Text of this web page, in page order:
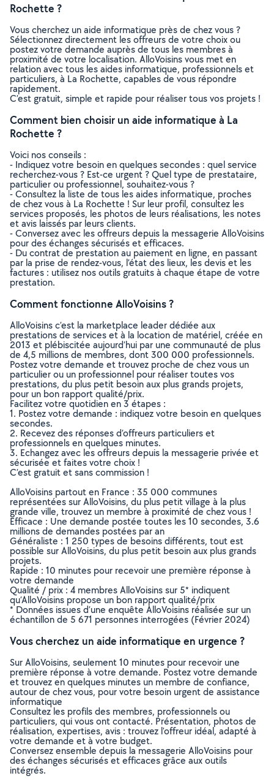
Rochette ?
Vous cherchez un aide informatique près de chez vous ?
Sélectionnez directement les offreurs de votre choix ou
postez votre demande auprès de tous les membres à
proximité de votre localisation. AlloVoisins vous met en
relation avec tous les aides informatique, professionnels et
particuliers, à La Rochette, capables de vous répondre
rapidement.
C’est gratuit, simple et rapide pour réaliser tous vos projets !
Comment bien choisir un aide informatique à La
Rochette ?
Voici nos conseils :
- Indiquez votre besoin en quelques secondes : quel service
recherchez-vous ? Est-ce urgent ? Quel type de prestataire,
particulier ou professionnel, souhaitez-vous ?
- Consultez la liste de tous les aides informatique, proches
de chez vous à La Rochette ! Sur leur profil, consultez les
services proposés, les photos de leurs réalisations, les notes
et avis laissés par leurs clients.
- Conversez avec les offreurs depuis la messagerie AlloVoisins
pour des échanges sécurisés et efficaces.
- Du contrat de prestation au paiement en ligne, en passant
par la prise de rendez-vous, l’état des lieux, les devis et les
factures : utilisez nos outils gratuits à chaque étape de votre
prestation.
Comment fonctionne AlloVoisins ?
AlloVoisins c’est la marketplace leader dédiée aux
prestations de services et à la location de matériel, créée en
2013 et plébiscitée aujourd’hui par une communauté de plus
de 4,5 millions de membres, dont 300 000 professionnels.
Postez votre demande et trouvez proche de chez vous un
particulier ou un professionnel pour réaliser toutes vos
prestations, du plus petit besoin aux plus grands projets,
pour un bon rapport qualité/prix.
Facilitez votre quotidien en 3 étapes :
1. Postez votre demande : indiquez votre besoin en quelques
secondes.
2. Recevez des réponses d’offreurs particuliers et
professionnels en quelques minutes.
3. Echangez avec les offreurs depuis la messagerie privée et
sécurisée et faites votre choix !
C’est gratuit et sans commission !
AlloVoisins partout en France : 35 000 communes
représentées sur AlloVoisins, du plus petit village à la plus
grande ville, trouvez un membre à proximité de chez vous !
Efficace : Une demande postée toutes les 10 secondes, 3.6
millions de demandes postées par an
Généraliste : 1 250 types de besoins différents, tout est
possible sur AlloVoisins, du plus petit besoin aux plus grands
projets.
Rapide : 10 minutes pour recevoir une première réponse à
votre demande
Qualité / prix : 4 membres AlloVoisins sur 5* indiquent
qu’AlloVoisins propose un bon rapport qualité/prix
* Données issues d’une enquête AlloVoisins réalisée sur un
échantillon de 5 671 personnes interrogées (Février 2024)
Vous cherchez un aide informatique en urgence ?
Sur AlloVoisins, seulement 10 minutes pour recevoir une
première réponse à votre demande. Postez votre demande
et trouvez en quelques minutes un membre de confiance,
autour de chez vous, pour votre besoin urgent de assistance
informatique
Consultez les profils des membres, professionnels ou
particuliers, qui vous ont contacté. Présentation, photos de
réalisation, expertises, avis : trouvez l'offreur idéal, adapté à
votre demande et à votre budget.
Conversez ensemble depuis la messagerie AlloVoisins pour
des échanges sécurisés et efficaces grâce aux outils
intégrés.